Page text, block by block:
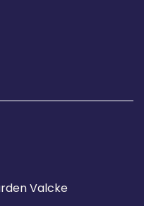
Valcke